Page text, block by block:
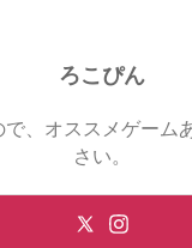
ろこぴん
、オススメゲーム
さい。